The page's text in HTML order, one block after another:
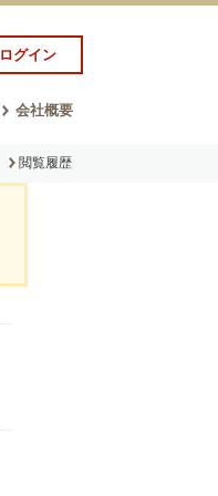
ログイン
会社概要
閲覧履歴